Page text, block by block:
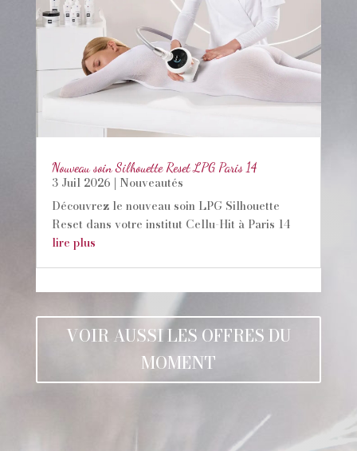
Nouveau soin Silhouette Reset LPG Paris 14
3 Juil 2026 | Nouveautés
Découvrez le nouveau soin LPG Silhouette
Reset dans votre institut Cellu-Hit à Paris 14
lire plus
VOIR AUSSI LES OFFRES DU
MOMENT